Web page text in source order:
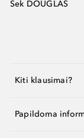
Sek DOUGLAS
Kiti klausimai?
Papildoma